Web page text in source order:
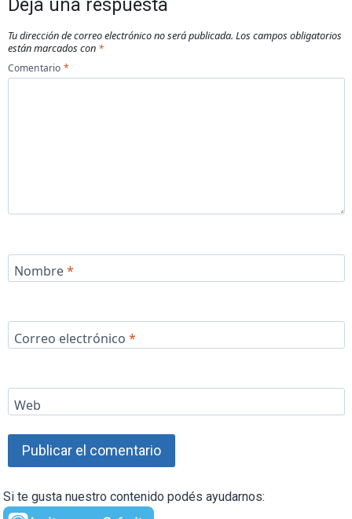
Deja una respuesta
Tu dirección de correo electrónico no será publicada. Los campos obligatorios
están marcados con *
Comentario *
Nombre*
Correo electrónico *
Web
Si te gusta nuestro contenido podés ayudarnos: